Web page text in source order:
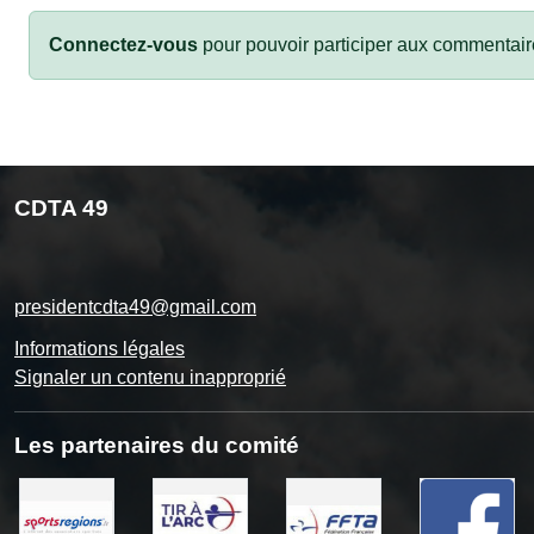
Connectez-vous pour pouvoir participer aux
CDTA 49
presidentcdta49@gmail.com
Informations légales
Signaler un contenu inapproprié
Les partenaires du comité